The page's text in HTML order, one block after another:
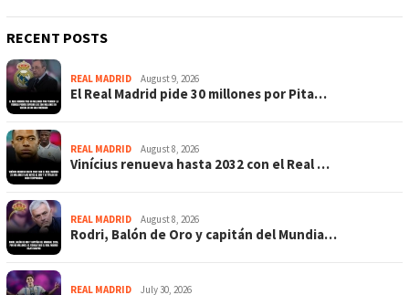
RECENT POSTS
REAL MADRID August 9, 2026
El Real Madrid pide 30 millones por Pita…
REAL MADRID August 8, 2026
Vinícius renueva hasta 2032 con el Real …
REAL MADRID August 8, 2026
Rodri, Balón de Oro y capitán del Mundia…
REAL MADRID July 30, 2026